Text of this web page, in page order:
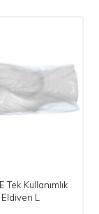
Tek Kullanımlık
L